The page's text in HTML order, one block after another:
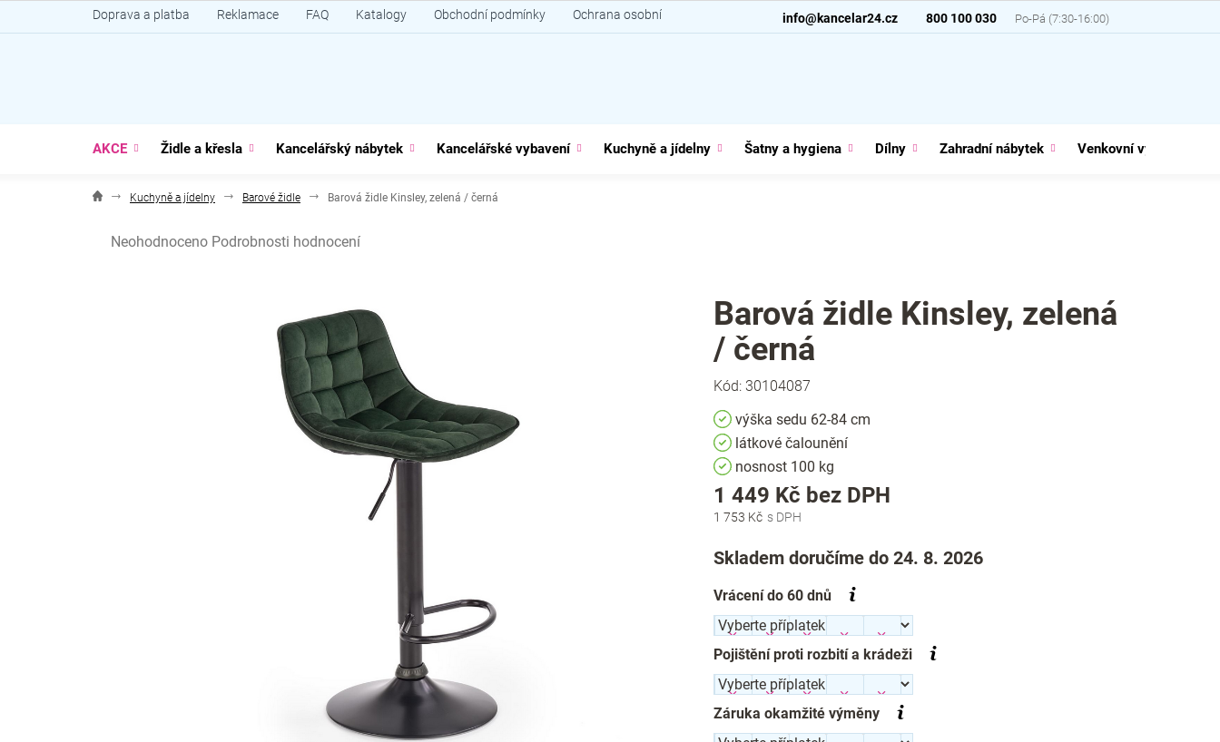
na
800 100 030
info@kancelar24.cz
Doprava a platba Reklamace FAQ Katalogy Obchodní podmínky Ochrana osobních údajů
AKCE Židle a křesla Kancelářský nábytek Kancelářské vybavení Kuchyně a jídelny Šatny a hygiena Dílny Zahradní nábytek Venkovní vybavení
Kuchyně a jídelny Barové židle Barová židle Kinsley, zelená / černá
hodnocení
Neohodnoceno Podrobnosti hodnocení
Barová židle Kinsley, zelená
/ černá
Kód: 30104087
výška sedu 62-84 cm
látkové čalounění
nosnost 100 kg
1 753 Kč
1 449 Kč bez DPH
Skladem doručíme do 24. 8. 2026
Vrácení do 60 dnů
Pojištění proti rozbití a krádeži
Záruka okamžité výměny